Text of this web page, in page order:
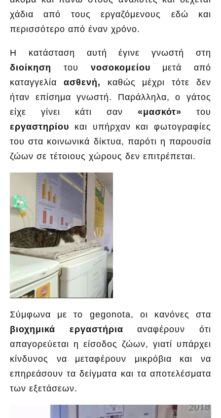
χάδια από τους εργαζόμενους εδώ και
περισσότερο από έναν χρόνο.
Η κατάσταση αυτή έγινε γνωστή στη
διοίκηση του νοσοκομείου μετά από
καταγγελία ασθενή, καθώς μέχρι τότε δεν
ήταν επίσημα γνωστή. Παράλληλα, ο γάτος
είχε γίνει κάτι σαν «μασκότ» του
εργαστηρίου και υπήρχαν και φωτογραφίες
του στα κοινωνικά δίκτυα, παρότι η παρουσία
ζώων σε τέτοιους χώρους δεν επιτρέπεται.
Σύμφωνα με το gegonota, οι κανόνες στα
βιοχημικά εργαστήρια αναφέρουν ότι
απαγορεύεται η είσοδος ζώων, γιατί υπάρχει
κίνδυνος να μεταφέρουν μικρόβια και να
επηρεάσουν τα δείγματα και τα αποτελέσματα
των εξετάσεων.